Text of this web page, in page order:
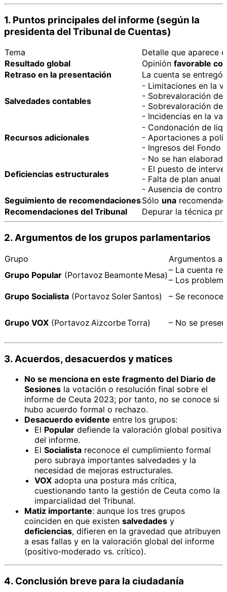
1. Puntos principales del informe (según la
presidenta del Tribunal de Cuentas)
Tema
Detalle que aparece
Resultado global
Opinión favorable
Retraso en la presentación
La cuenta se entregó
Salvedades contables
- Limitaciones en la
- Sobrevaloración
- Sobrevaloración
- Incidencias en la
Recursos adicionales
- Condonación de
- Aportaciones a
- Ingresos del Fondo
Deficiencias estructurales
- No se han
- El puesto de
- Falta de plan anual
- Ausencia de
Seguimiento de recomendacionesSólo una
Recomendaciones del Tribunal
Depurar la técnica
2. Argumentos de los grupos parlamentarios
Grupo
Argumentos
Grupo Popular (Portavoz Beamonte Mesa) – La cuenta
– Los
Grupo Socialista (Portavoz Soler Santos) – Se
Grupo VOX (Portavoz Aizcorbe Torra) – No se
3. Acuerdos, desacuerdos y matices
No se menciona en este fragmento del Diario de
Sesiones la votación o resolución final sobre el
informe de Ceuta 2023; por tanto, no se conoce si
hubo acuerdo formal o rechazo.
Desacuerdo evidente entre los grupos:
El Popular defiende la valoración global positiva
del informe.
El Socialista reconoce el cumplimiento formal
pero subraya importantes salvedades y la
necesidad de mejoras estructurales.
VOX adopta una postura más crítica,
cuestionando tanto la gestión de Ceuta como la
imparcialidad del Tribunal.
Matiz importante: aunque los tres grupos
coinciden en que existen salvedades y
deficiencias, difieren en la gravedad que atribuyen
a esas fallas y en la valoración global del informe
(positivo‑moderado vs. crítico).
4. Conclusión breve para la ciudadanía